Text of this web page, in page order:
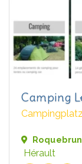
Camping
Roquebrun
Hérault